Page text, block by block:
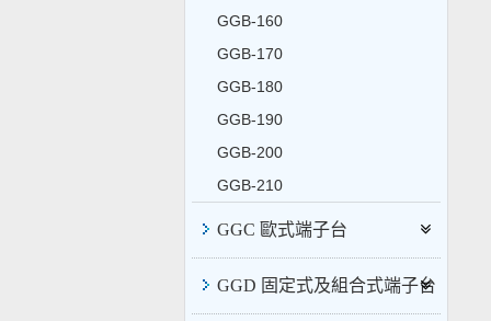
GGB-160
GGB-170
GGB-180
GGB-190
GGB-200
GGB-210
GGC 歐式端子台
GGD 固定式及組合式端子台